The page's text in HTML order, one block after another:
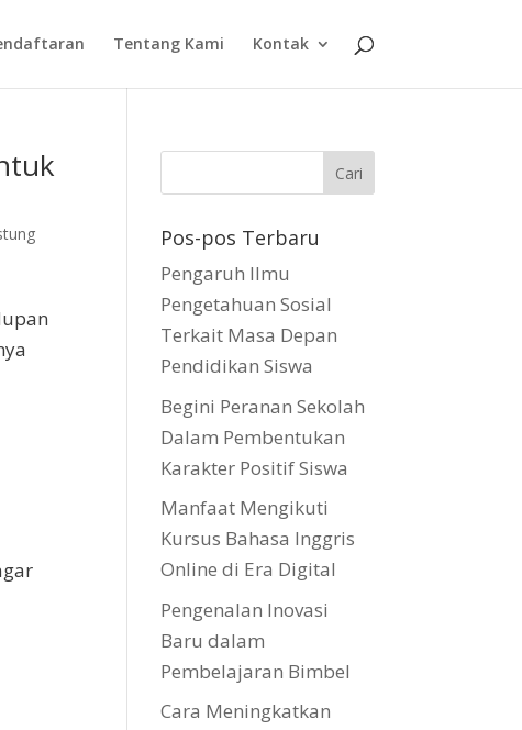
Tentang Kami Kontak
Pos-pos Terbaru
Pengaruh Ilmu
Pengetahuan Sosial
Terkait Masa Depan
Pendidikan Siswa
Begini Peranan Sekolah
Dalam Pembentukan
Karakter Positif Siswa
Manfaat Mengikuti
Kursus Bahasa Inggris
Online di Era Digital
Pengenalan Inovasi
Baru dalam
Pembelajaran Bimbel
Cara Meningkatkan